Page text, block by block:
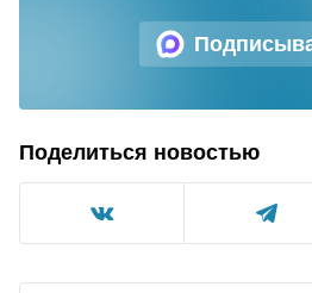
Поделиться новостью